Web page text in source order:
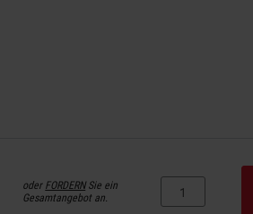
oderFORDERNSie ein
Gesamtangebot an.